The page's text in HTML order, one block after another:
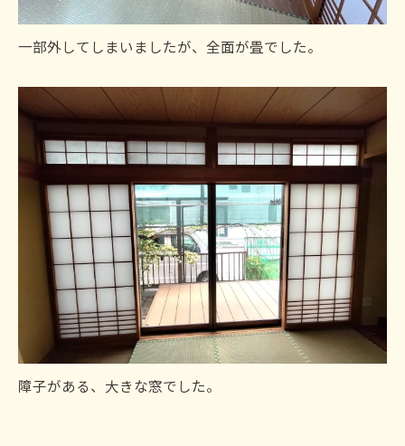
一部外してしまいましたが、全面が畳でした。
障子がある、大きな窓でした。